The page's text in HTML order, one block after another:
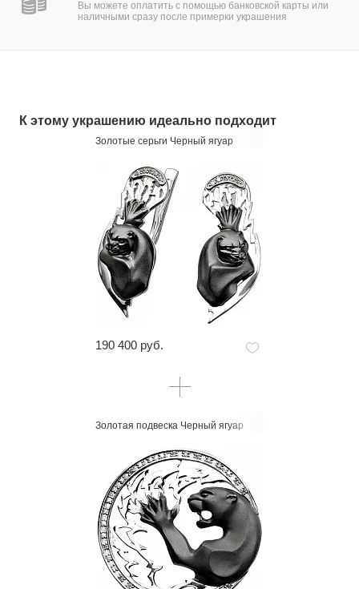
Вы можете оплатить с помощью банковской карты или
наличными сразу после примерки украшения
К этому украшению идеально подходит
Золотые серьги Черный ягуар
190 400 руб.
Золотая подвеска Черный ягуар